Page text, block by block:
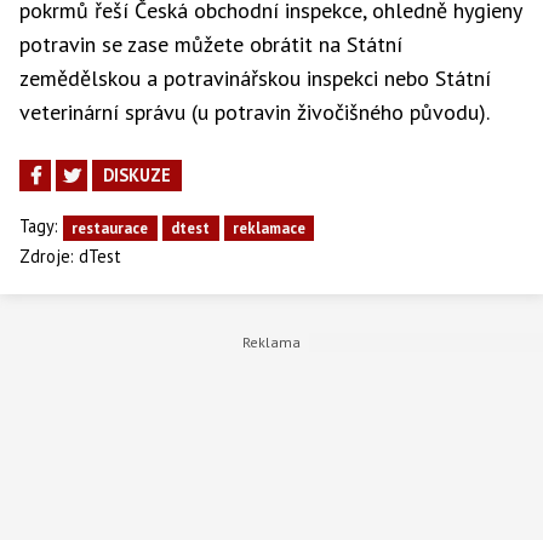
pokrmů řeší Česká obchodní inspekce, ohledně hygieny
potravin se zase můžete obrátit na Státní
zemědělskou a potravinářskou inspekci nebo Státní
veterinární správu (u potravin živočišného původu).
DISKUZE
Tagy: restaurace dtest reklamace
Zdroje: dTest